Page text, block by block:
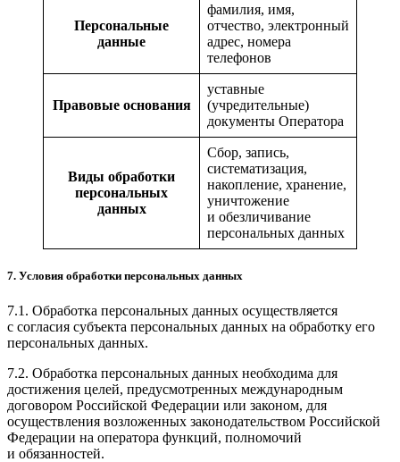
Персональные
данные
фамилия, имя,
отчество, электронный
адрес, номера
телефонов
Правовые основания
уставные
(учредительные)
документы Оператора
Виды обработки
персональных
данных
Сбор, запись,
систематизация,
накопление, хранение,
уничтожение
и обезличивание
персональных данных
7. Условия обработки персональных данных
7.1. Обработка персональных данных осуществляется
с согласия субъекта персональных данных на обработку его
персональных данных.
7.2. Обработка персональных данных необходима для
достижения целей, предусмотренных международным
договором Российской Федерации или законом, для
осуществления возложенных законодательством Российской
Федерации на оператора функций, полномочий
и обязанностей.